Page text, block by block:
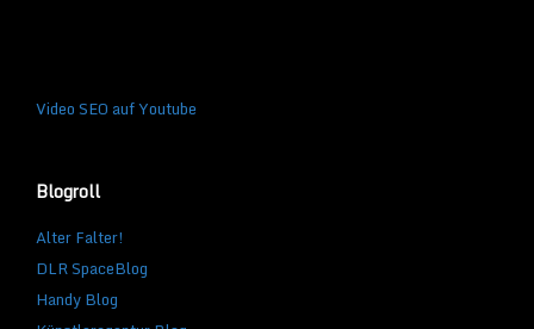
Video SEO auf Youtube
Blogroll
Alter Falter!
DLR SpaceBlog
Handy Blog